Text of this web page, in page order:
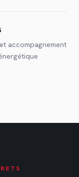
accompagnement